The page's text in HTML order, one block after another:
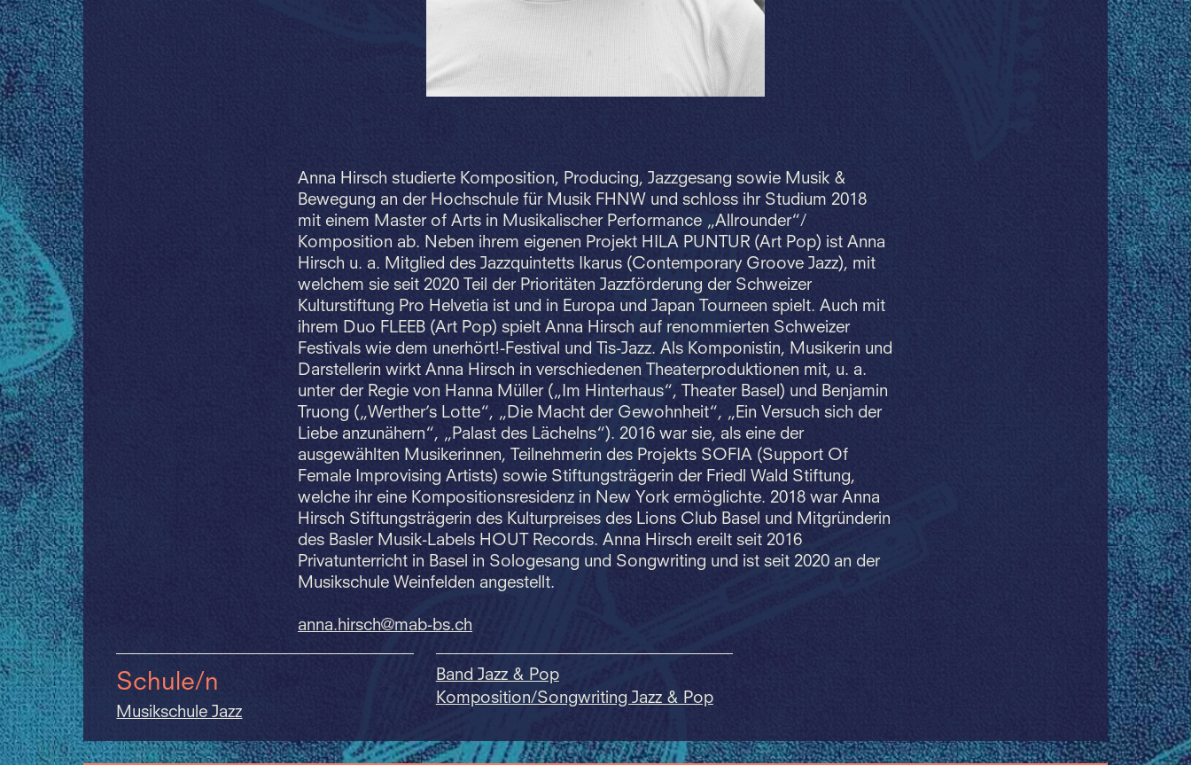
Anna Hirsch studierte Komposition, Producing, Jazzgesang sowie Musik &
Bewegung an der Hochschule für Musik FHNW und schloss ihr Studium 2018
mit einem Master of Arts in Musikalischer Performance „Allrounder“/
Komposition ab. Neben ihrem eigenen Projekt HILA PUNTUR (Art Pop) ist Anna
Hirsch u. a. Mitglied des Jazzquintetts Ikarus (Contemporary Groove Jazz), mit
welchem sie seit 2020 Teil der Prioritäten Jazzförderung der Schweizer
Kulturstiftung Pro Helvetia ist und in Europa und Japan Tourneen spielt. Auch mit
ihrem Duo FLEEB (Art Pop) spielt Anna Hirsch auf renommierten Schweizer
Festivals wie dem unerhört!-Festival und Tis-Jazz. Als Komponistin, Musikerin und
Darstellerin wirkt Anna Hirsch in verschiedenen Theaterproduktionen mit, u. a.
unter der Regie von Hanna Müller („Im Hinterhaus“, Theater Basel) und Benjamin
Truong („Werther’s Lotte“, „Die Macht der Gewohnheit“, „Ein Versuch sich der
Liebe anzunähern“, „Palast des Lächelns“). 2016 war sie, als eine der
ausgewählten Musikerinnen, Teilnehmerin des Projekts SOFIA (Support Of
Female Improvising Artists) sowie Stiftungsträgerin der Friedl Wald Stiftung,
welche ihr eine Kompositionsresidenz in New York ermöglichte. 2018 war Anna
Hirsch Stiftungsträgerin des Kulturpreises des Lions Club Basel und Mitgründerin
des Basler Musik-Labels HOUT Records. Anna Hirsch ereilt seit 2016
Privatunterricht in Basel in Sologesang und Songwriting und ist seit 2020 an der
Musikschule Weinfelden angestellt.
anna.hirsch@mab-bs.ch
Schule/n
Musikschule Jazz
Band Jazz & Pop
Komposition/Songwriting Jazz & Pop